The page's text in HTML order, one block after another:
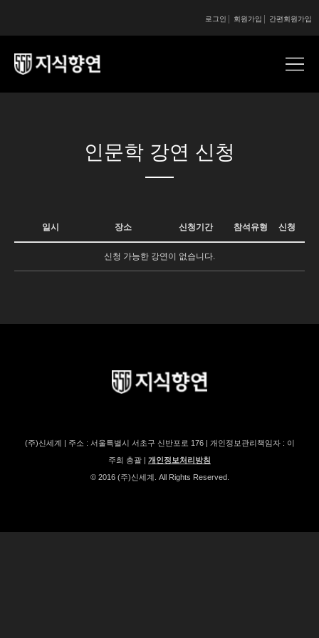
간편회원가입
회원가입
로그인
인문학 강연 신청
일시 장소 신청기간 참석유형 신청
신청 가능한 강연이 없습니다.
(주)신세계 | 주소 : 서울특별시 서초구 신반포로 176 | 개인정보관리책임자 : 이
주희 총괄 | 개인정보처리방침